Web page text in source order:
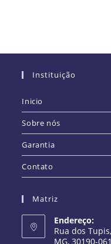
Instituição
Inicio
Sobre nós
Garantia
Contato
Matriz
Endereço:
Rua dos
MG, 30190-061